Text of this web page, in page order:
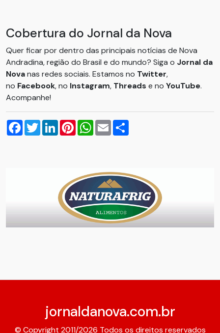
Cobertura do Jornal da Nova
Quer ficar por dentro das principais notícias de Nova
Andradina, região do Brasil e do mundo? Siga o Jornal da
Novanas redes sociais. Estamos no Twitter,
no Facebook, no Instagram, Threads e no YouTube.
Acompanhe!
Facebook
TwitterLinkedInPinterestWhatsApp
Email
jornaldanova.com.br
© Copyright 2011/2026 Todos os direitos reservados